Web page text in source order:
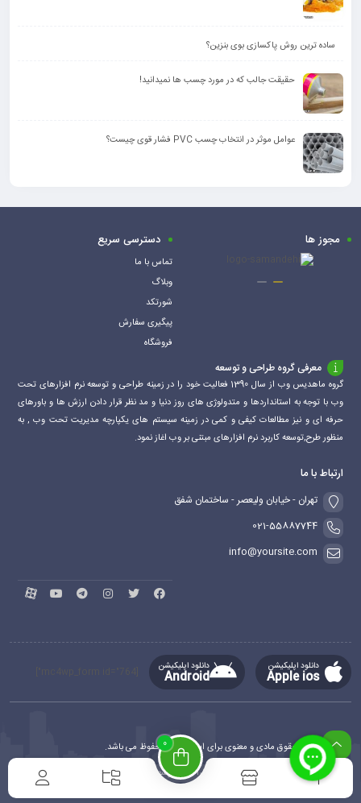
ساده ترین روش پاکسازی بوی بنزین؟
حقیقت جالب که در مورد چسب ها نمیدانید!
عوامل موثر در انتخاب چسب PVC فشار قوی چیست؟
0
مجوز ها دسترسی سریع
تماس با ما
وبلاگ
شورتکد
پیگیری سفارش
فروشگاه
معرفی گروه طراحی و توسعه
گروه ماهدیس وب از سال 1390 فعالیت خود را در زمینه طراحی و توسعه نرم افزارهای تحت
وب با توجه به استانداردها و متدولوژی های روز دنیا و مد نظر قرار دادن ارزش ها و باورهای
حرفه ای و نیز مطالعات کیفی و کمی در زمینه سیستم های یکپارچه مدیریت تحت وب , به
منظور طرح,توسعه کاربرد نرم افزارهای مبتنی بر وب اغاز نمود.
ارتباط با ما
تهران - خیابان ولیعصر - ساختمان شفق
021-55887744
info@yoursite.com
دانلود اپلیکیشن
Apple ios
دانلود اپلیکیشن
Android
کلیه حقوق مادی و معنوی برای این سایت محفوظ می باشد.
طراحی و توسعه
ماهدیس وب